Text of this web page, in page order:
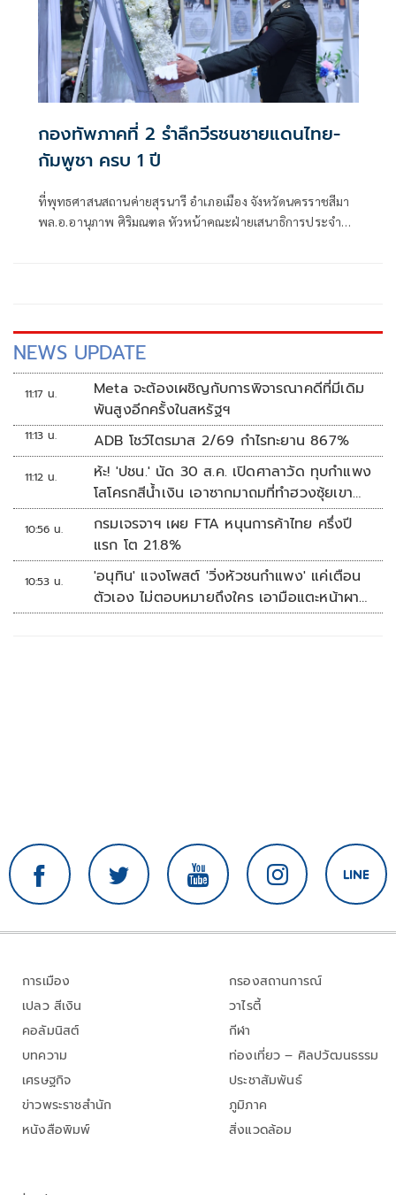
กองทัพภาคที่ 2 รำลึกวีรชนชายแดนไทย-
กัมพูชา ครบ 1 ปี
ที่พุทธศาสนสถานค่ายสุรนารี อำเภอเมือง จังหวัดนครราชสีมา
พล.อ.อานุภาพ ศิริมณฑล หัวหน้าคณะฝ่ายเสนาธิการประจำผู้
NEWS UPDATE
11:17 น.
Meta จะต้องเผชิญกับการพิจารณาคดีที่มีเดิม
พันสูงอีกครั้งในสหรัฐฯ
11:13 น. ADB โชว์ไตรมาส 2/69 กำไรทะยาน 867%
11:12 น.
ห้ะ! 'ปชน.' นัด 30 ส.ค. เปิดศาลาวัด ทุบกำแพง
โสโครกสีน้ำเงิน เอาซากมาถมที่ทำฮวงซุ้ยเขา
กระโดง
10:56 น.
กรมเจรจาฯ เผย FTA หนุนการค้าไทย ครึ่งปี
แรก โต 21.8%
10:53 น.
'อนุทิน' แจงโพสต์ 'วิ่งหัวชนกำแพง' แค่เตือน
ตัวเอง ไม่ตอบหมายถึงใคร เอามือแตะหน้าผา
กบอก 'หัวโน'
การเมือง
เปลว สีเงิน
คอลัมนิสต์
บทความ
เศรษฐกิจ
ข่าวพระราชสำนัก
หนังสือพิมพ์
กรองสถานการณ์
วาไรตี้
กีฬา
ท่องเที่ยว – ศิลปวัฒนธรรม
ประชาสัมพันธ์
ภูมิภาค
สิ่งแวดล้อม